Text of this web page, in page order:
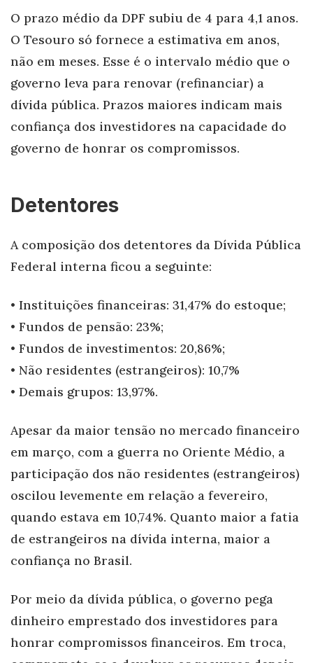
O prazo médio da DPF subiu de 4 para 4,1 anos.
O Tesouro só fornece a estimativa em anos,
não em meses. Esse é o intervalo médio que o
governo leva para renovar (refinanciar) a
dívida pública. Prazos maiores indicam mais
confiança dos investidores na capacidade do
governo de honrar os compromissos.
Detentores
A composição dos detentores da Dívida Pública
Federal interna ficou a seguinte:
• Instituições financeiras: 31,47% do estoque;
• Fundos de pensão: 23%;
• Fundos de investimentos: 20,86%;
• Não residentes (estrangeiros): 10,7%
• Demais grupos: 13,97%.
Apesar da maior tensão no mercado financeiro
em março, com a guerra no Oriente Médio, a
participação dos não residentes (estrangeiros)
oscilou levemente em relação a fevereiro,
quando estava em 10,74%. Quanto maior a fatia
de estrangeiros na dívida interna, maior a
confiança no Brasil.
Por meio da dívida pública, o governo pega
dinheiro emprestado dos investidores para
honrar compromissos financeiros. Em troca,